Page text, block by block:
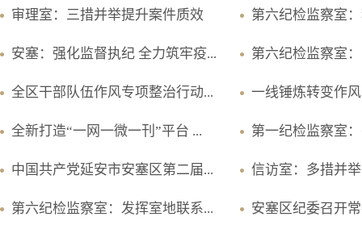
审理室：三措并举提升案件质效 第六纪检监察室
安塞：强化监督执纪 全力筑牢疫... 第六纪检监察室
全区干部队伍作风专项整治行动... 一线锤炼转变作
全新打造“一网一微一刊”平台 ... 第一纪检监察室
中国共产党延安市安塞区第二届... 信访室：多措并
第六纪检监察室：发挥室地联系... 安塞区纪委召开